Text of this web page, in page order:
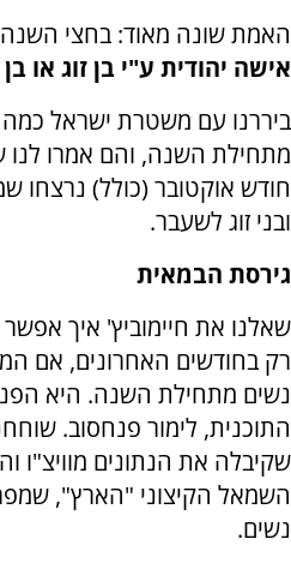
האמת שונה מאוד: בחצי
אישה יהודית ע"י בן זוג או
ביררנו עם משטרת ישראל כמה
מתחילת השנה, והם אמרו לנו
ובני זוג לשעבר.
גירסת הבמאית
רק בחודשים האחרונים, אם
נשים מתחילת השנה. היא
התוכנית, לימור פנחסוב.
שקיבלה את הנתונים מוויצ"ו
השמאל הקיצוני "הארץ",
נשים.